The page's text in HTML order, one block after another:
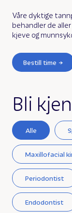
Våre dyktige
behandler de
kjeve og
Bestill time
Bli
Alle
Maxillofacial
Periodontist
Endodontist